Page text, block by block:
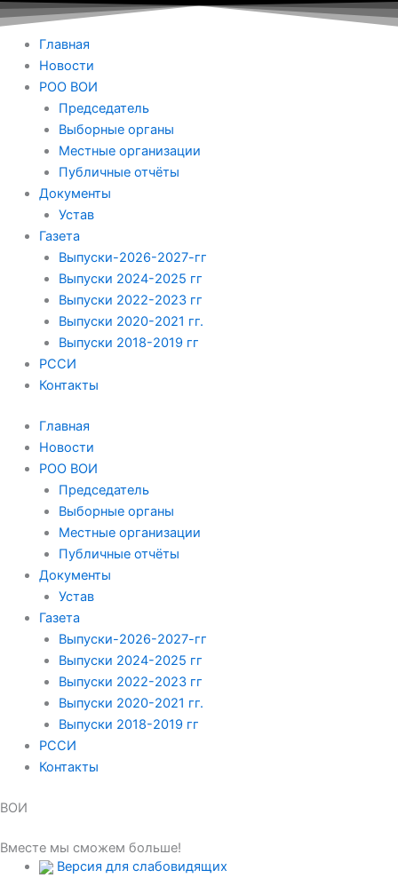
Главная
Новости
РОО ВОИ
Председатель
Выборные органы
Местные организации
Публичные отчёты
Документы
Устав
Газета
Выпуски-2026-2027-гг
Выпуски 2024-2025 гг
Выпуски 2022-2023 гг
Выпуски 2020-2021 гг.
Выпуски 2018-2019 гг
РССИ
Контакты
Главная
Новости
РОО ВОИ
Председатель
Выборные органы
Местные организации
Публичные отчёты
Документы
Устав
Газета
Выпуски-2026-2027-гг
Выпуски 2024-2025 гг
Выпуски 2022-2023 гг
Выпуски 2020-2021 гг.
Выпуски 2018-2019 гг
РССИ
Контакты
ВОИ
Вместе мы сможем больше!
Версия для слабовидящих